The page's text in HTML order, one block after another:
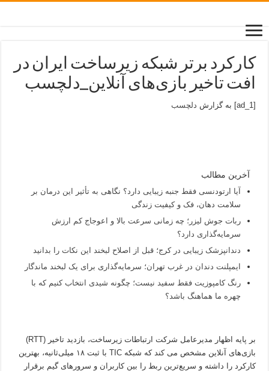
کارکرد برتر شبکه زیرساخت ایران در
افت تاخیر بازی‌های آنلاین_دلچسب
[ad_1] به گزارش دلچسب
آخرین مطالب
آیا ارتودنسی فقط جنبه زیبایی دارد؟ نگاهی به تأثیر این درمان بر
سلامت دهان، فک و کیفیت زندگی
ربات جوش لیزر؛ چه زمانی سرعت بالا و اعوجاج کم ارزش
سرمایه‌گذاری دارد؟
دندانپزشک زیبایی در کرج؛ قبل از اصلاح لبخند این نکات را بدانید
ایمپلنت دندان در غرب تهران؛ سرمایه‌گذاری برای یک لبخند ماندگار
رنگ کامپوزیت فقط سفید نیست؛ چگونه شیدی انتخاب کنیم که با
چهره ما هماهنگ باشد؟
بر پایه اظهار مدیرعامل شرکت ارتباطات زیرساخت، بازدید تاخیر (RTT)
بازی‌های آنلاین مشخص می کند که شبکه TIC با ثبت ۱۸ میلی‌ثانیه، بهترین
کارکرد را داشته و سریع‌ترین ربط را بین کاربران و سرورهای گیم برقرار